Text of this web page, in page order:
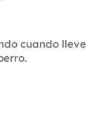
cuando lleve